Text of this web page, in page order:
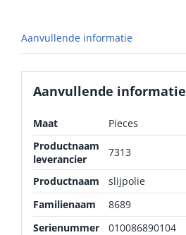
Aanvullende informatie
Aanvullende informatie
Maat
Pieces
Productnaam
leverancier
7313
Productnaam
slijpolie
Familienaam
8689
Serienummer
010086890104